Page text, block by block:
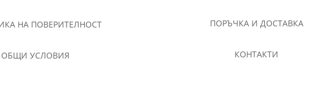
НА ПОВЕРИТЕЛНОСТ
ОБЩИ УСЛОВИЯ
ПОРЪЧКА И ДОСТАВКА
КОНТАКТИ